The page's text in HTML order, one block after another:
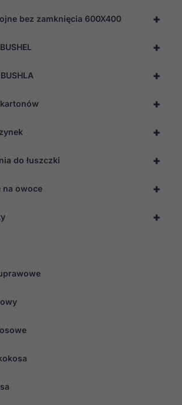
+
bez zamknięcia 600X400
+
+
+
+
+
do łuszczki
+
na owoce
+